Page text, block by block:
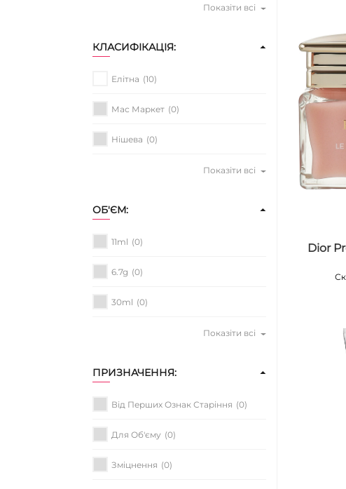
Показіти всі
КЛАСИФІКАЦІЯ:
Елітна (10)
Мас Маркет (0)
Нішева (0)
Показіти всі
ОБ'ЄМ:
11ml (0)
6.7g (0)
30ml (0)
Показіти всі
ПРИЗНАЧЕННЯ:
Від Перших Ознак Старіння (0)
Для Об'єму (0)
Зміцнення (0)
Dior